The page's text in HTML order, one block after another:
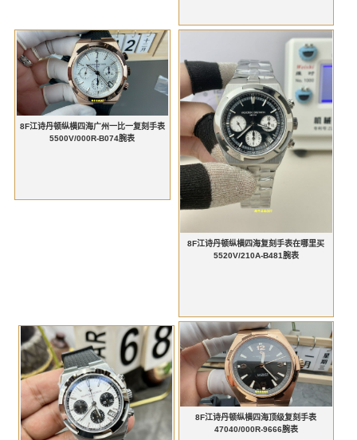
8F江诗丹顿纵横四海广州一比一复刻手表
5500V/000R-B074腕表
8F江诗丹顿纵横四海复刻手表在哪里买
5520V/210A-B481腕表
8F江诗丹顿纵横四海顶级复刻手表
47040/000R-9666腕表